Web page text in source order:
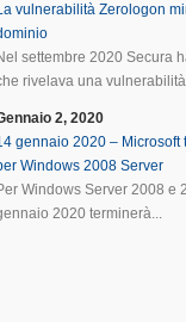
vulnerabilità Zerologon
settembre 2020 Secura
rivelava una
2, 2020
gennaio 2020 – Microsoft
Windows 2008 Server
Windows Server 2008 e
2020 terminerà...